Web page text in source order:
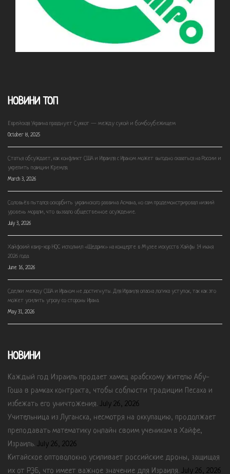
НОВИНИ ТОП
Еврейская Украина празднует Суккот — между сукой и бомбоубежищем
October 8, 2025
Статья обсуждает, как конфликт США и Израиля с Ираном может выгодно сказаться на России и
укрепить позиции Кремля.
March 3, 2026
Соловьёв пытался оскорбить украинского раввина Асмана, но сам продемонстрировал низкий
уровень морали, что вызвало общественное осуждение.
July 3, 2026
Хайфский квир-хор HQC исполнил «Щедрик» на концерте в Музее искусств Хайфы 14 июня
2026 года.
June 16, 2026
Сделки между США и Ираном не достигнуты. Для Израиля опасна логика уступок, так как это
может усилить угрозу со стороны Ирана.
May 31, 2026
НОВИНИ
Каждый год Израиль продает хамец арабскому жителю Абу-
Гоша в рамках контракта, чтобы соблюсти традиции Песаха и
избежать его уничтожения. July 26, 2026
Учительница из Луганска, несмотря на оккупацию, продолжает
преподавать математику онлайн своим ученикам в Хайфе,
Израиль. July 26, 2026
Китайское оптоволокно усиливает российские дроны, защищая
их от РЭБ, что имеет важное значение для Израиля. July 26, 2026